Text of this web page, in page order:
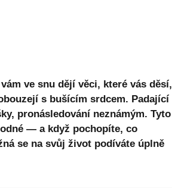
ve snu dějí věci, které vás děsí,
s bušícím srdcem. Padající
pronásledování neznámým. Tyto
— a když pochopíte, co
se na svůj život podíváte úplně